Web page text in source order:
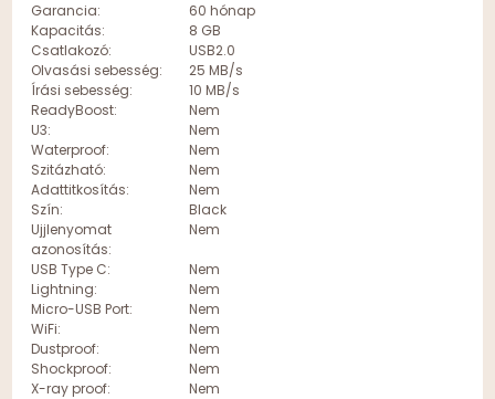
Garancia:
60 hónap
Kapacitás:
8 GB
Csatlakozó:
USB2.0
Olvasási sebesség:
25 MB/s
Írási sebesség:
10 MB/s
ReadyBoost:
Nem
U3:
Nem
Waterproof:
Nem
Szitázható:
Nem
Adattitkosítás:
Nem
Szín:
Black
Ujjlenyomat
azonosítás:
Nem
USB Type C:
Nem
Lightning:
Nem
Micro-USB Port:
Nem
WiFi:
Nem
Dustproof:
Nem
Shockproof:
Nem
X-ray proof:
Nem